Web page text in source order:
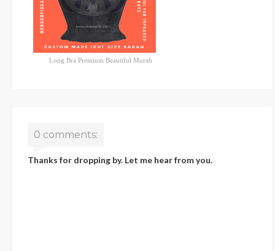
Long Bra Premium Beautiful Murah
0 comments:
Thanks for dropping by. Let me hear from you.